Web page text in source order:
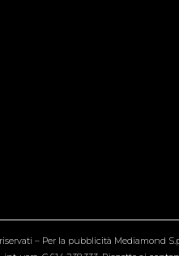
– Per la pubblicità Mediamond